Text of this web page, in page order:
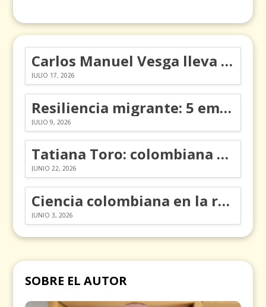
Carlos Manuel Vesga lleva el nombre de Colombia a los Emmy
JULIO 17, 2026
Resiliencia migrante: 5 emociones y cómo gestionarlas
JULIO 9, 2026
Tatiana Toro: colombiana que cambió la historia de las matemáticas
JUNIO 22, 2026
Ciencia colombiana en la revolución de los órganos en chips
JUNIO 3, 2026
SOBRE EL AUTOR